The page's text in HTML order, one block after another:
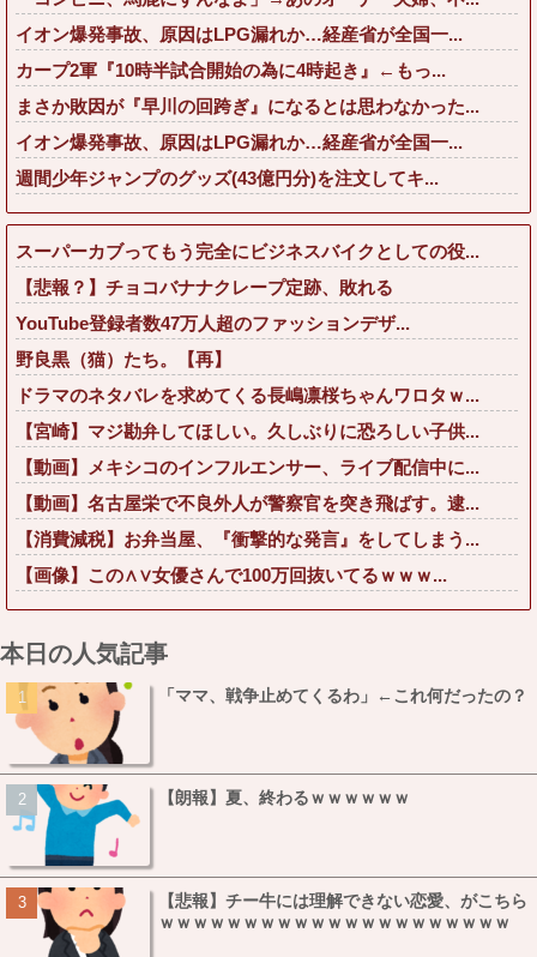
イオン爆発事故、原因はLPG漏れか…経産省が全国一...
カープ2軍『10時半試合開始の為に4時起き』←もっ...
まさか敗因が『早川の回跨ぎ』になるとは思わなかった...
イオン爆発事故、原因はLPG漏れか…経産省が全国一...
週間少年ジャンプのグッズ(43億円分)を注文してキ...
スーパーカブってもう完全にビジネスバイクとしての役...
【悲報？】チョコバナナクレープ定跡、敗れる
YouTube登録者数47万人超のファッションデザ...
野良黒（猫）たち。【再】
ドラマのネタバレを求めてくる長嶋凛桜ちゃんワロタｗ...
【宮崎】マジ勘弁してほしい。久しぶりに恐ろしい子供...
【動画】メキシコのインフルエンサー、ライブ配信中に...
【動画】名古屋栄で不良外人が警察官を突き飛ばす。逮...
【消費減税】お弁当屋、『衝撃的な発言』をしてしまう...
【画像】この∧∨女優さんで100万回抜いてるｗｗｗ...
本日の人気記事
「ママ、戦争止めてくるわ」←これ何だったの？
【朗報】夏、終わるｗｗｗｗｗｗ
【悲報】チー牛には理解できない恋愛、がこちら
ｗｗｗｗｗｗｗｗｗｗｗｗｗｗｗｗｗｗｗｗｗ